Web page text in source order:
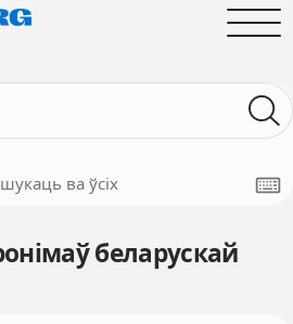
шукаць ва ўсіх
беларускай